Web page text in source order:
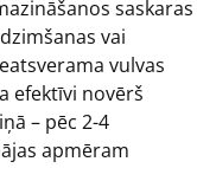
saskaras
vai
vulvas
efektīvi novērš
– pēc 2-4
apmēram